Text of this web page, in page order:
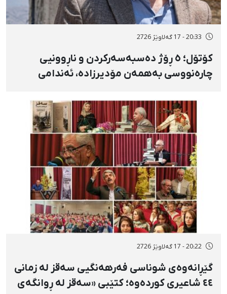
20:33 - 17 گەلاوێژ 2726
کۆتۆل؛ ٥ ڕۆژ دەسبەسەرکردن و ناڕوونیی
چارەنووسی بەهمەن مۆدیرزادە، ئەندامی
لە دژی لەسێدارەدان
20:22 - 17 گەلاوێژ 2726
گێڕانەوەی شوناسی فەرهەنگیی سەقز لە زمانی
٤٤ شاعیری کوردەوە؛ کتێبی «سەقز لە ڕوانگەی